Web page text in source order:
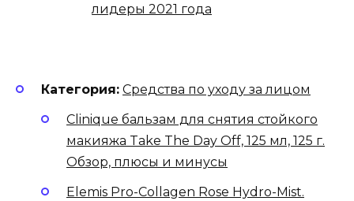
лидеры 2021 года
Категория: Средства по уходу за лицом
Clinique бальзам для снятия стойкого
макияжа Take The Day Off, 125 мл, 125 г.
Обзор, плюсы и минусы
Elemis Pro-Collagen Rose Hydro-Mist.